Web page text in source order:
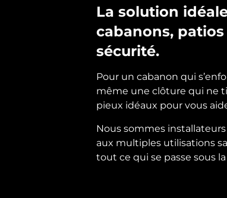
La solution
cabanons,
sécurité.
Pour un cabanon qui
même une clôture qui ne
pieux idéaux pour vous
Nous sommes
aux multiples utilisations
tout ce qui se passe sous